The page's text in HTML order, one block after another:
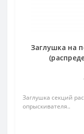
Заглушка на
Заглушка секций
опрыскивателя..